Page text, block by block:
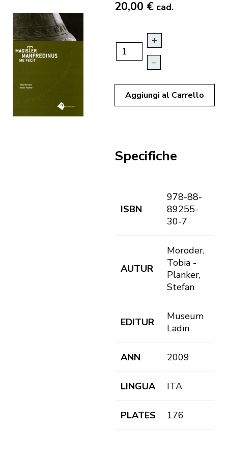
20,00 € cad.
+
–
Aggiungi al Carrello
Specifiche
ISBN
978-88-
89255-
30-7
AUTUR
Moroder,
Tobia -
Planker,
Stefan
EDITUR
Museum
Ladin
ANN 2009
LINGUA ITA
PLATES 176